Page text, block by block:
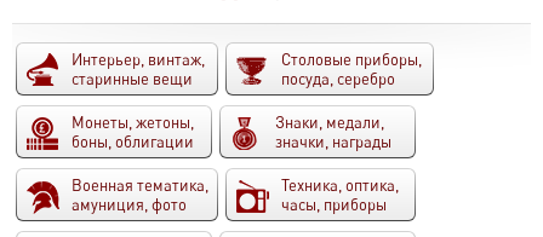
Интерьер, винтаж,
старинные вещи
Столовые приборы,
посуда, серебро
Монеты, жетоны,
боны, облигации
Знаки, медали,
значки, награды
Военная тематика,
амуниция, фото
Техника, оптика,
часы, приборы